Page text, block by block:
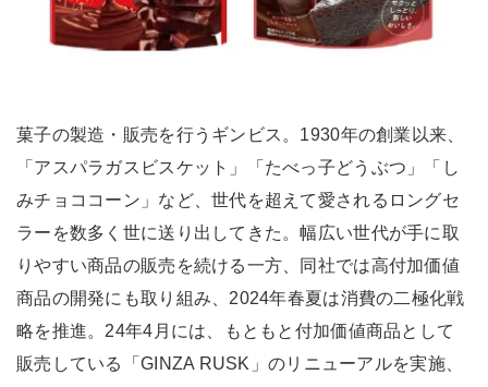
菓子の製造・販売を行うギンビス。1930年の創業以来、
「アスパラガスビスケット」「たべっ子どうぶつ」「し
みチョココーン」など、世代を超えて愛されるロングセ
ラーを数多く世に送り出してきた。幅広い世代が手に取
りやすい商品の販売を続ける一方、同社では高付加価値
商品の開発にも取り組み、2024年春夏は消費の二極化戦
略を推進。24年4月には、もともと付加価値商品として
販売している「GINZA RUSK」のリニューアルを実施、